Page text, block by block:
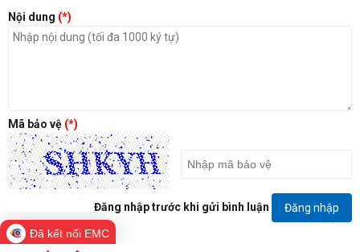
Nội dung (*)
Mã bảo vệ (*)
Đăng nhập trước khi gửi bình luận Đăng nhập
Đã kết nối EMC